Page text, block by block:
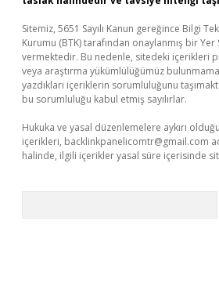
Sitemiz, 5651 Sayılı Kanun gereğince Bilgi
Kurumu (BTK) tarafından onaylanmış bir Yer
vermektedir. Bu nedenle, sitedeki içerikleri
veya araştırma yükümlülüğümüz
yazdıkları içeriklerin sorumluluğunu
bu sorumluluğu kabul etmiş sayılırlar.
Hukuka ve yasal düzenlemelere aykırı
içerikleri, backlinkpanelicomtr@gmail.com
halinde, ilgili içerikler yasal süre içerisinde